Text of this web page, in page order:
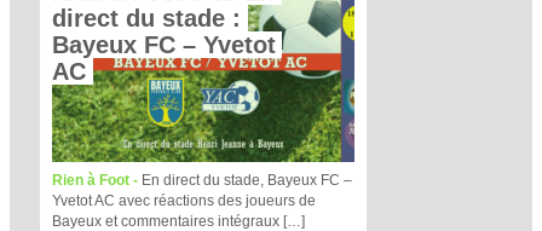
direct du stade :
Bayeux FC – Yvetot
AC
Rien à Foot - En direct du stade, Bayeux FC –
Yvetot AC avec réactions des joueurs de
Bayeux et commentaires intégraux […]